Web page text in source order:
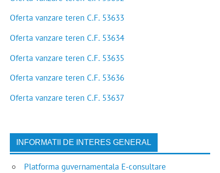
Oferta vanzare teren C.F. 53633
Oferta vanzare teren C.F. 53634
Oferta vanzare teren C.F. 53635
Oferta vanzare teren C.F. 53636
Oferta vanzare teren C.F. 53637
INFORMATII DE INTERES GENERAL
Platforma guvernamentala E-consultare